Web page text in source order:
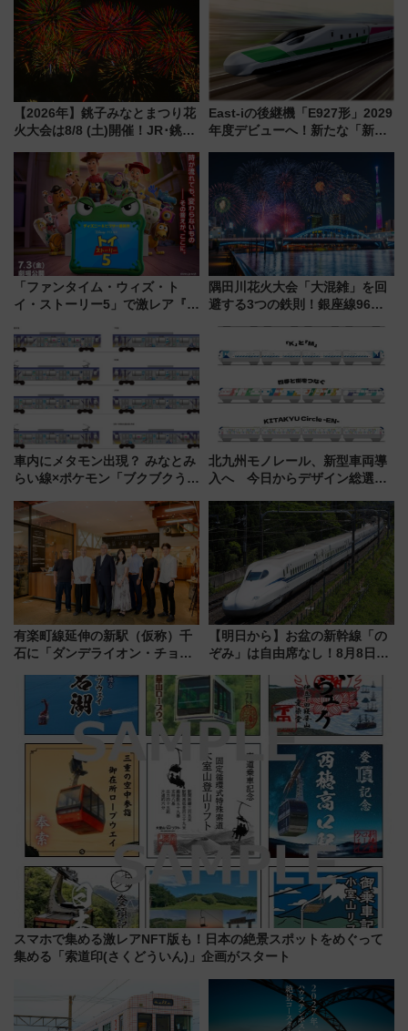
【2026年】銚子みなとまつり花
火大会は8/8 (土)開催！JR･銚子
報、利根川に咲く8,000発の大迫
力＆屋台を満喫
East-iの後継機「E927形」2029
年度デビューへ！新たな「新幹
説【JR東日本】
「ファンタイム・ウィズ・ト
イ・ストーリー5」で激レア『ロ
デコレーションも徹底解説
隅田川花火大会「大混雑」を回
避する3つの鉄則！銀座線96本
ツリー駅の規制まとめ 7/25開催
（2026年）
車内にメタモン出現？ みなとみ
らい線×ポケモン「ブクブクうみ
行開始に！ この夏は直通列車で
横浜へ！
北九州モノレール、新型車両導
入へ 今日からデザイン総選挙
有楽町線延伸の新駅（仮称）千
石に「ダンデライオン・チョコ
1億円出資で挑む新時代のまちづ
くりとは？
【明日から】お盆の新幹線「の
ぞみ」は自由席なし！8月8日午
せば空きが見つかることも 混
雑避ける「空席」探しのコツ
スマホで集める激レアNFT版も！日本の絶景スポットをめぐって
集める「索道印(さくどういん)」企画がスタート